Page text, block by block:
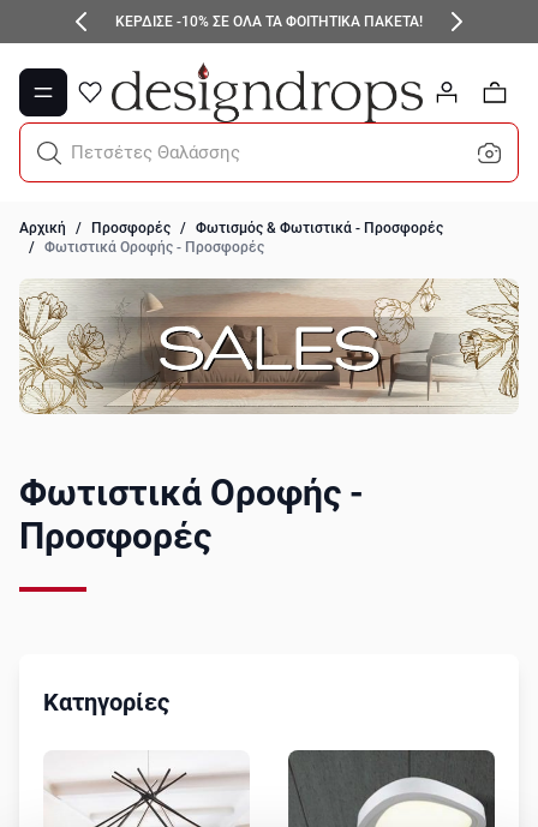
ΚΕΡΔΙΣΕ -10% ΣΕ ΟΛΑ ΤΑ ΦΟΙΤΗΤΙΚΑ ΠΑΚΕΤΑ!
Μετάβαση στο περιεχόμενο
0
Πετσέτες Θαλάσσης
Αρχική / Προσφορές / Φωτισμός & Φωτιστικά - Προσφορές
/ Φωτιστικά Οροφής - Προσφορές
Φωτιστικά Οροφής -
Προσφορές
Κατηγορίες